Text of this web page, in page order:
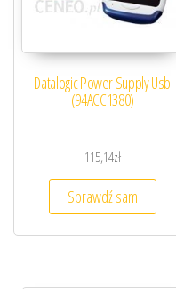
Datalogic Power Supply Usb
(94ACC1380)
115,14zł
Sprawdź sam